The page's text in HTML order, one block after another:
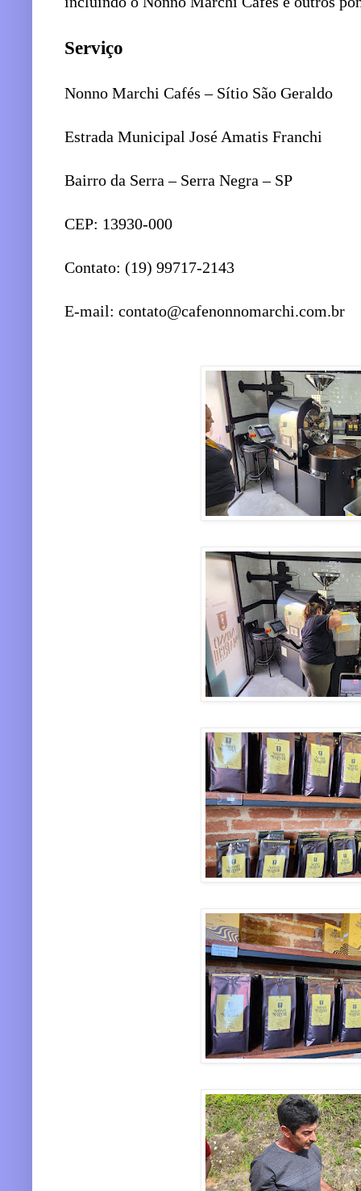
Serviço
Nonno Marchi Cafés – Sítio São Geraldo
Estrada Municipal José Amatis Franchi
Bairro da Serra – Serra Negra – SP
CEP: 13930-000
Contato: (19) 99717-2143
E-mail: contato@cafenonnomarchi.com.br